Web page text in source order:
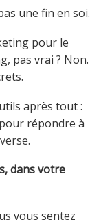
une fin en soi.
pour le
pas vrai ? Non.
après tout :
répondre à
dans votre
vous sentez